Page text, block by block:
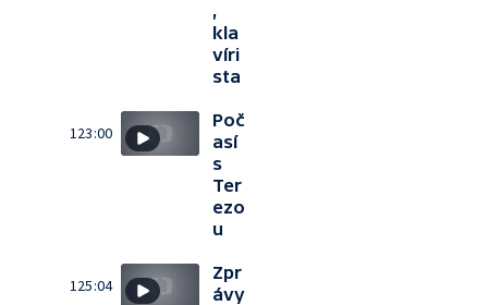
,
kla
víri
sta
123:00
Poč
así
s
Ter
ezo
u
125:04
Zpr
ávy